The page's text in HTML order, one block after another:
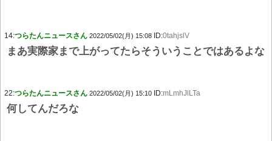
14:つらたんニュースさん 2022/05/02(月) 15:08 ID:0tahjslV
まあ実際家まで上がってたらそういうことではあるよな
22:つらたんニュースさん 2022/05/02(月) 15:10 ID:mLmhJlLTa
何してんだろな